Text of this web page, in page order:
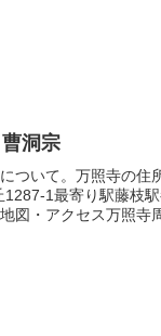
洞宗
ついて。万照寺の住
1最寄り駅藤枝
図・アクセス万照寺